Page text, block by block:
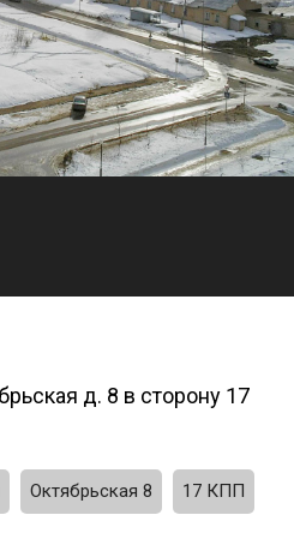
д. 8 в сторону 17
Октябрьская 8 17 КПП